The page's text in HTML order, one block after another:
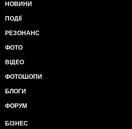
НОВИНИ
ПОДІЇ
РЕЗОНАНС
ФОТО
ВІДЕО
ФОТОШОПИ
БЛОГИ
ФОРУМ
БІЗНЕС